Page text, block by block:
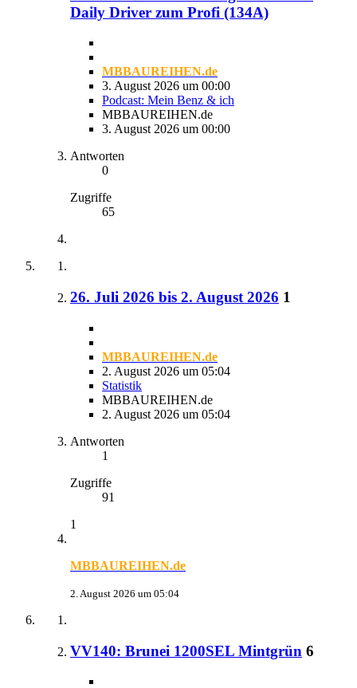
Daily Driver zum Profi (134A)
MBBAUREIHEN.de
3. August 2026 um 00:00
Podcast: Mein Benz & ich
MBBAUREIHEN.de
3. August 2026 um 00:00
Antworten
0
Zugriffe
65
26. Juli 2026 bis 2. August 2026 1
MBBAUREIHEN.de
2. August 2026 um 05:04
Statistik
MBBAUREIHEN.de
2. August 2026 um 05:04
Antworten
1
Zugriffe
91
1
MBBAUREIHEN.de
2. August 2026 um 05:04
VV140: Brunei 1200SEL Mintgrün 6